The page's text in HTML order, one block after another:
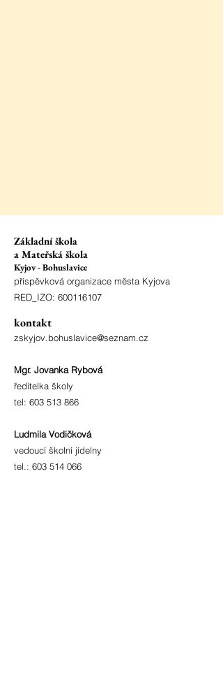
Základní škola
a Mateřská škola
Kyjov - Bohuslavice
příspěvková organizace města Kyjova
RED_IZO: 600116107
kontakt
zskyjov.bohuslavice@seznam.cz
Mgr. Jovanka Rybová
ředitelka školy
tel: 603 513 866
Ludmila Vodičková
vedoucí školní jídelny
tel.: 603 514 066